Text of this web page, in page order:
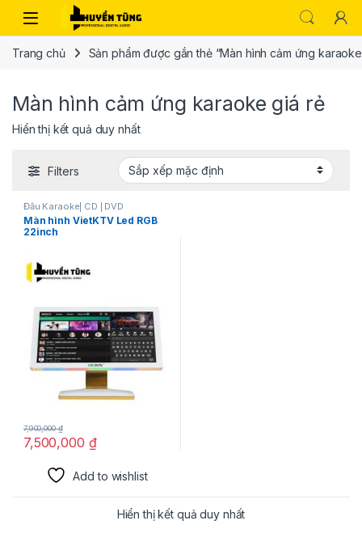
Trang chủ Sản phẩm được gắn thẻ “Màn hình cảm ứng
Màn hình cảm ứng karaoke giá rẻ
Hiển thị kết quả duy nhất
Filters
Đầu Karaoke| CD | DVD
Màn hình VietKTV Led RGB
22inch
7,500,000 ₫
7,900,000₫
Add to wishlist
Hiển thị kết quả duy nhất